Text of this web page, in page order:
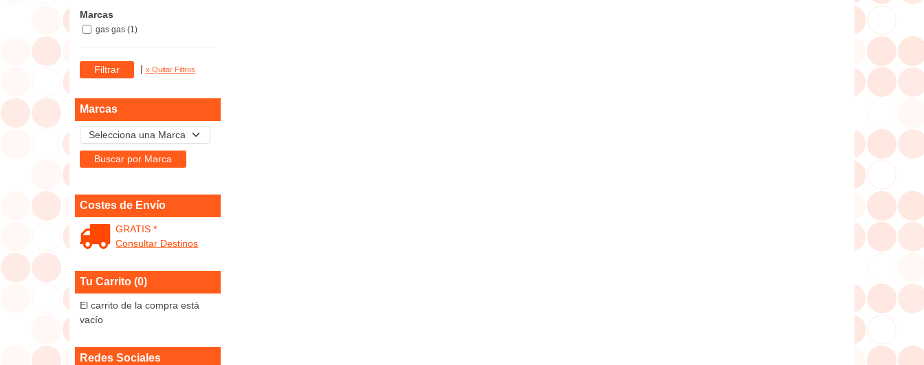
Marcas
gas gas (1)
| x Quitar Filtros
Marcas
Costes de Envío
GRATIS *
Consultar Destinos
Tu Carrito (0)
El carrito de la compra está
vacío
Redes Sociales